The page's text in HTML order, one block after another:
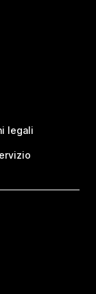
legali